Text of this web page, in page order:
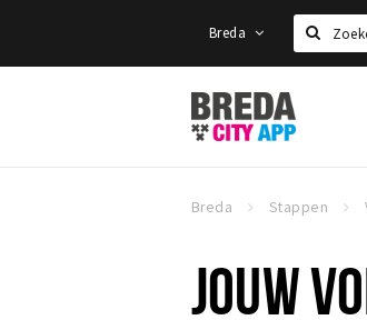
Breda
Zoeken
Stappen
&
Shoppen
Breda Stappen
JOUW